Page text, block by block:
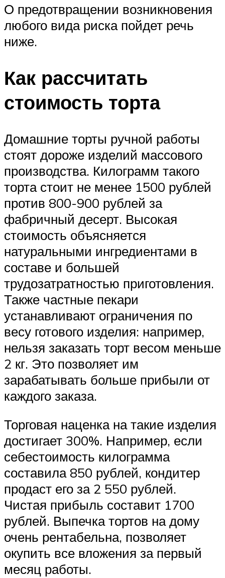
О предотвращении возникновения
любого вида риска пойдет речь
ниже.
Как рассчитать
стоимость торта
Домашние торты ручной работы
стоят дороже изделий массового
производства. Килограмм такого
торта стоит не менее 1500 рублей
против 800-900 рублей за
фабричный десерт. Высокая
стоимость объясняется
натуральными ингредиентами в
составе и большей
трудозатратностью приготовления.
Также частные пекари
устанавливают ограничения по
весу готового изделия: например,
нельзя заказать торт весом меньше
2 кг. Это позволяет им
зарабатывать больше прибыли от
каждого заказа.
Торговая наценка на такие изделия
достигает 300%. Например, если
себестоимость килограмма
составила 850 рублей, кондитер
продаст его за 2 550 рублей.
Чистая прибыль составит 1700
рублей. Выпечка тортов на дому
очень рентабельна, позволяет
окупить все вложения за первый
месяц работы.